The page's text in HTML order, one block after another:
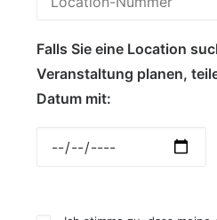
Falls Sie eine Location
Veranstaltung planen,
Datum mit: